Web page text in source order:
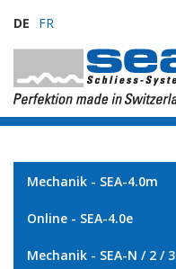
DE FR
Mechanik - SEA-4.0m
Online - SEA-4.0e
Mechanik - SEA-N / 2 / 3